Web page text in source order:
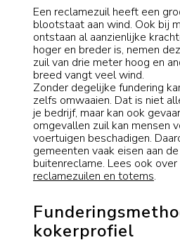
Een reclamezuil heeft een
blootstaat aan wind. Ook bij
ontstaan al aanzienlijke
hoger en breder is, nemen
zuil van drie meter hoog en
breed vangt veel wind.
Zonder degelijke fundering
zelfs omwaaien. Dat is niet
je bedrijf, maar kan ook
omgevallen zuil kan mensen
voertuigen beschadigen.
gemeenten vaak eisen aan
buitenreclame. Lees ook
reclamezuilen en totems.
kokerprofiel